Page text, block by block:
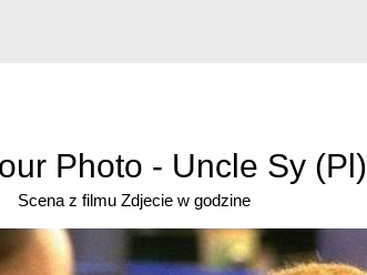
Photo - Uncle Sy (Pl)
Scena z filmu Zdjecie w godzine